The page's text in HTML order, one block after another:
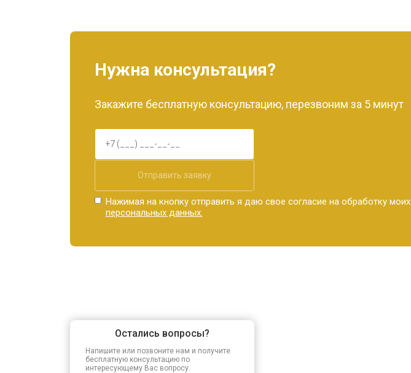
Нужна консультация?
Закажите бесплатную консультацию, перезвоним за 5 минут
Отправить заявку
Нажимая на кнопку отправить я даю свое согласие на обработку моих
персональных данных.
Остались вопросы?
Напишите или позвоните нам и получите
бесплатную консультацию по
интересующему Вас вопросу.